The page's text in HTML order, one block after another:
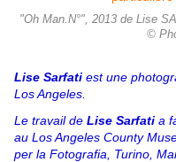
"Oh Man.N°", 2013 de Lise
©
Lise Sarfati est une
Los Angeles.
Le travail de Lise Sarfati a
au Los Angeles County
per la Fotografia, Turino,